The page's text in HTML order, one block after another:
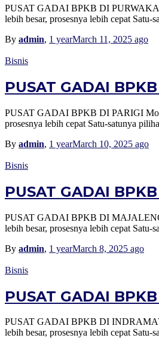
PUSAT GADAI BPKB DI
lebih besar, prosesnya lebih cepat
By admin, 1 yearMarch 11, 2025 ago
Bisnis
PUSAT GADAI
PUSAT GADAI BPKB DI PARIGI
prosesnya lebih cepat Satu-satunya
By admin, 1 yearMarch 10, 2025 ago
Bisnis
PUSAT GADAI
PUSAT GADAI BPKB DI
lebih besar, prosesnya lebih cepat
By admin, 1 yearMarch 8, 2025 ago
Bisnis
PUSAT GADAI
PUSAT GADAI BPKB DI
lebih besar, prosesnya lebih cepat